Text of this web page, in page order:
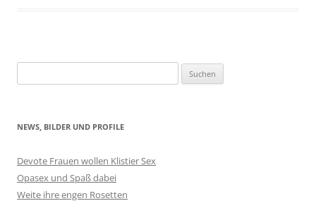
nach:
NEWS, BILDER UND PROFILE
Devote Frauen wollen Klistier Sex
Opasex und Spaß dabei
Weite ihre engen Rosetten